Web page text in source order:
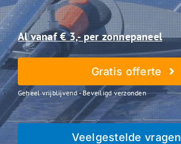
Al vanaf € 3,- per zonnepaneel
Gratis offerte
Geheel vrijblijvend - Beveiligd verzonden
Veelgestelde vragen